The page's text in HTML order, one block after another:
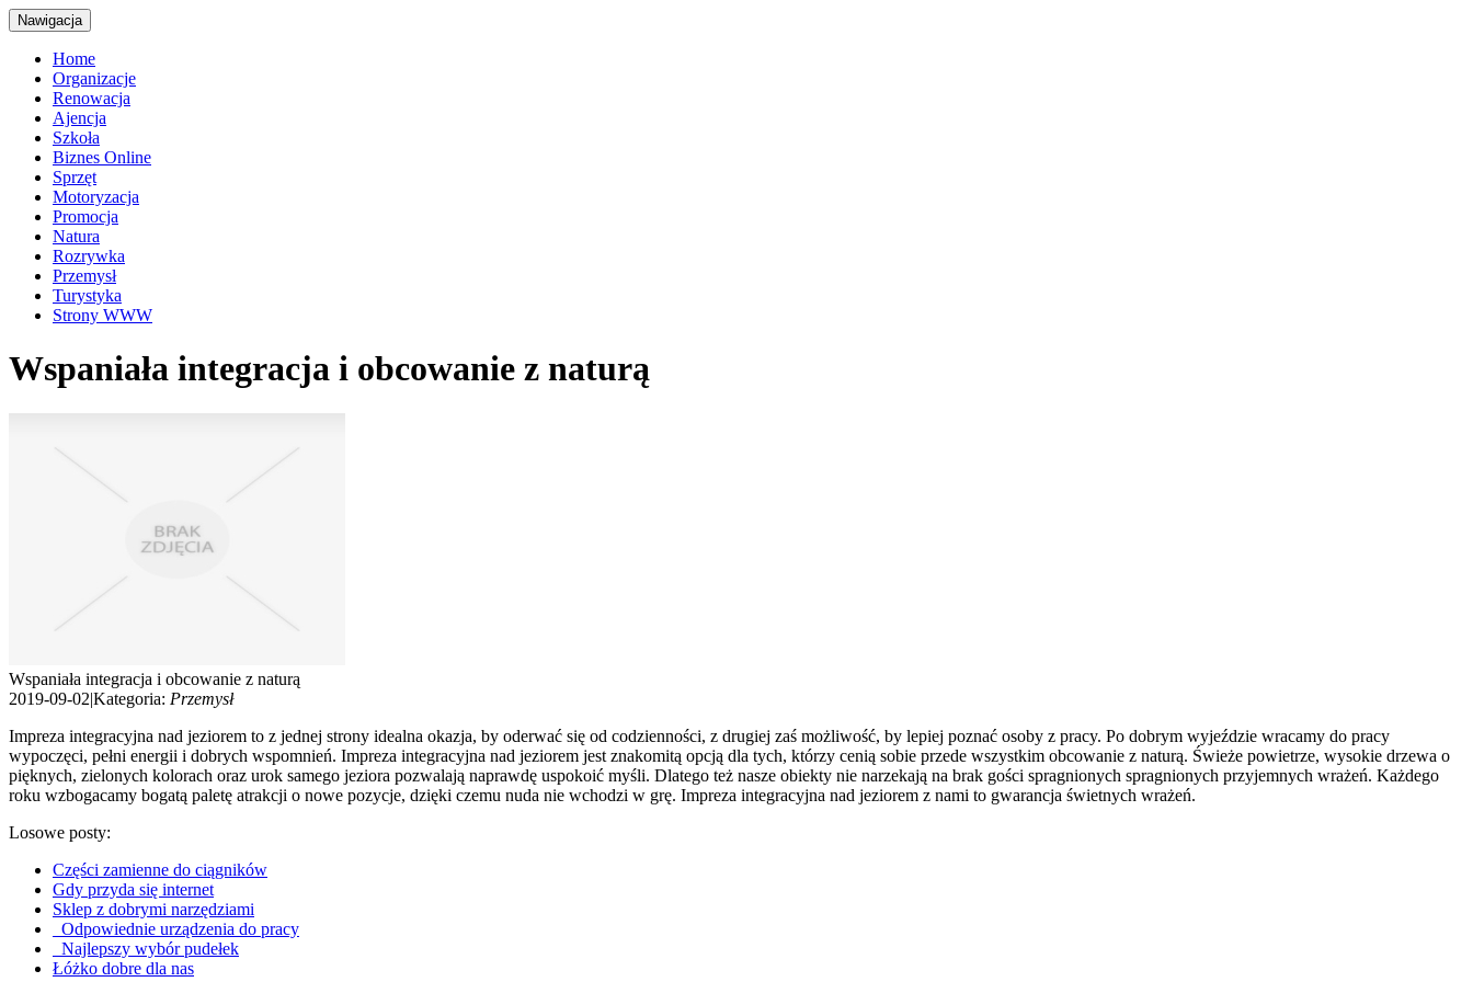
Nawigacja
Home
Organizacje
Renowacja
Ajencja
Szkoła
Biznes Online
Sprzęt
Motoryzacja
Promocja
Natura
Rozrywka
Przemysł
Turystyka
Strony WWW
Wspaniała integracja i obcowanie z naturą
Wspaniała integracja i obcowanie z naturą
2019-09-02|Kategoria: Przemysł
Impreza integracyjna nad jeziorem to z jednej strony idealna okazja, by oderwać się od codzienności, z drugiej zaś możliwość, by lepiej poznać osoby z pracy. Po dobrym wyjeździe wracamy do pracy
wypoczęci, pełni energii i dobrych wspomnień. Impreza integracyjna nad jeziorem jest znakomitą opcją dla tych, którzy cenią sobie przede wszystkim obcowanie z naturą. Świeże powietrze, wysokie drzewa o
pięknych, zielonych kolorach oraz urok samego jeziora pozwalają naprawdę uspokoić myśli. Dlatego też nasze obiekty nie narzekają na brak gości spragnionych spragnionych przyjemnych wrażeń. Każdego
roku wzbogacamy bogatą paletę atrakcji o nowe pozycje, dzięki czemu nuda nie wchodzi w grę. Impreza integracyjna nad jeziorem z nami to gwarancja świetnych wrażeń.
Losowe posty:
Części zamienne do ciągników
Gdy przyda się internet
Sklep z dobrymi narzędziami
Odpowiednie urządzenia do pracy
Najlepszy wybór pudełek
Łóżko dobre dla nas